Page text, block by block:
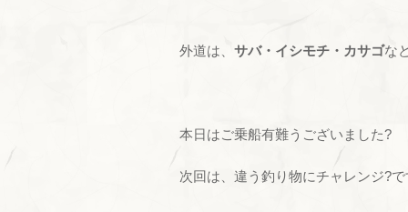
外道は、 サバ・イシモチ・カサゴな
本日はご乗船有難うございました?
次回は、違う釣り物にチャレンジ?